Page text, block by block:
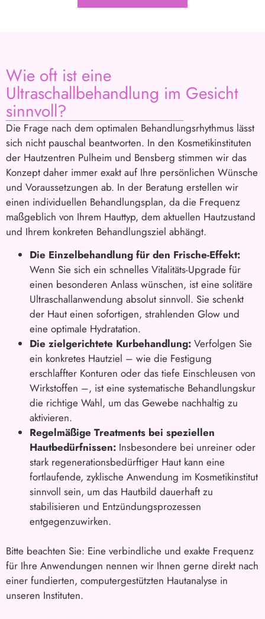
Wie oft ist eine
Ultraschallbehandlung im Gesicht
sinnvoll?
Die Frage nach dem optimalen Behandlungsrhythmus lässt
sich nicht pauschal beantworten. In den Kosmetikinstituten
der Hautzentren Pulheim und Bensberg stimmen wir das
Konzept daher immer exakt auf Ihre persönlichen Wünsche
und Voraussetzungen ab. In der Beratung erstellen wir
einen individuellen Behandlungsplan, da die Frequenz
maßgeblich von Ihrem Hauttyp, dem aktuellen Hautzustand
und Ihrem konkreten Behandlungsziel abhängt.
Die Einzelbehandlung für den Frische-Effekt:
Wenn Sie sich ein schnelles Vitalitäts-Upgrade für
einen besonderen Anlass wünschen, ist eine solitäre
Ultraschallanwendung absolut sinnvoll. Sie schenkt
der Haut einen sofortigen, strahlenden Glow und
eine optimale Hydratation.
Die zielgerichtete Kurbehandlung: Verfolgen Sie
ein konkretes Hautziel – wie die Festigung
erschlaffter Konturen oder das tiefe Einschleusen von
Wirkstoffen –, ist eine systematische Behandlungskur
die richtige Wahl, um das Gewebe nachhaltig zu
aktivieren.
Regelmäßige Treatments bei speziellen
Hautbedürfnissen: Insbesondere bei unreiner oder
stark regenerationsbedürftiger Haut kann eine
fortlaufende, zyklische Anwendung im Kosmetikinstitut
sinnvoll sein, um das Hautbild dauerhaft zu
stabilisieren und Entzündungsprozessen
entgegenzuwirken.
Bitte beachten Sie: Eine verbindliche und exakte Frequenz
für Ihre Anwendungen nennen wir Ihnen gerne direkt nach
einer fundierten, computergestützten Hautanalyse in
unseren Instituten.